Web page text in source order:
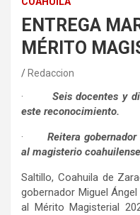
ENTREGA
MÉRITO
Redaccion
·
Seis docentes y
este reconocimiento.
·
Reitera
al magisterio
Saltillo, Coahuila de
gobernador Miguel
al Mérito Magisterial